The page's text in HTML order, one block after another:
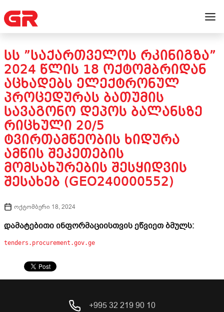
ᲡᲡ ”ᲡᲐᲥᲐᲠᲗᲕᲔᲚᲝᲡ ᲠᲙᲘᲜᲘᲒᲖᲐ”
2024 ᲬᲚᲘᲡ 18 ᲝᲥᲢᲝᲛᲑᲠᲘᲓᲐᲜ
ᲐᲪᲮᲐᲓᲔᲑᲡ ᲔᲚᲔᲥᲢᲠᲝᲜᲣᲚ
ᲞᲠᲝᲪᲔᲓᲣᲠᲐᲡ ᲑᲐᲗᲣᲛᲘᲡ
ᲡᲐᲕᲐᲒᲝᲜᲝ ᲓᲔᲞᲝᲡ ᲑᲐᲚᲐᲜᲡᲖᲔ
ᲠᲘᲪᲮᲣᲚᲘ 20/5
ᲢᲕᲘᲠᲗᲐᲛᲬᲔᲝᲑᲘᲡ ᲮᲘᲓᲣᲠᲐ
ᲐᲛᲬᲘᲡ ᲨᲔᲙᲔᲗᲔᲑᲘᲡ
ᲛᲝᲛᲡᲐᲮᲣᲠᲔᲑᲘᲡ ᲨᲔᲡᲧᲘᲓᲕᲘᲡ
ᲨᲔᲡᲐᲮᲔᲑ (GEO240000552)
ოქტომბერი 18, 2024
დამატებითი ინფორმაციისთვის ეწვიეთ ბმულს:
tenders.procurement.gov.ge
+995 32 219 90 10